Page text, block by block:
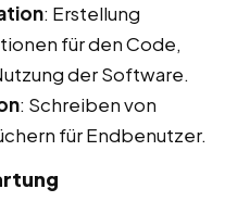
: Erstellung
für den Code,
der Software.
: Schreiben von
für Endbenutzer.